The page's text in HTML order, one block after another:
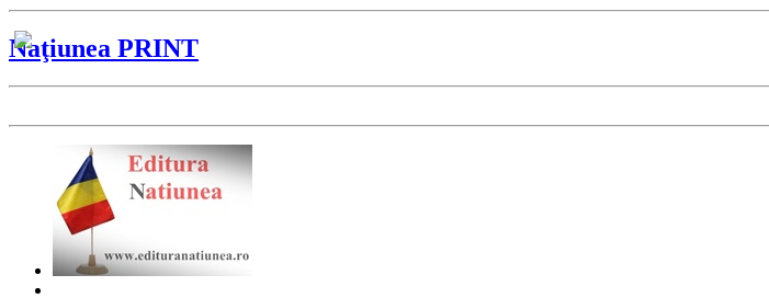
Naţiunea PRINT